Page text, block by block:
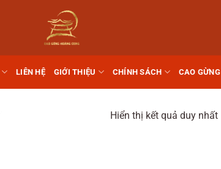
LIÊN HỆ GIỚI THIỆU CHÍNH SÁCH CAO GỪNG
Hiển thị kết quả duy nhất